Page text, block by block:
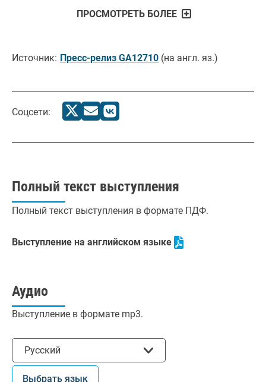
ПРОСМОТРЕТЬ БОЛЕЕ
Источник: Пресс-релиз GA12710 (на англ. яз.)
Соцсети:
Полный текст выступления
Полный текст выступления в формате ПДФ.
Выступление на английском языке
Аудио
Выступление в формате mp3.
Русский
Выбрать язык